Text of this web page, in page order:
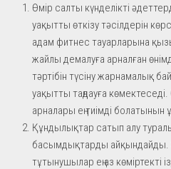
Өмір салты күнделікті
уақытты өткізу тәсілдерін
адам фитнес тауарларына
жайлы демалуға арналған
тәртібін түсіну жарнамалық
уақытты таңдауға
арналары ең тиімді болатынын
Құндылықтар сатып алу
басымдықтарды айқындайды.
тұтынушылар ең аз көміртекті